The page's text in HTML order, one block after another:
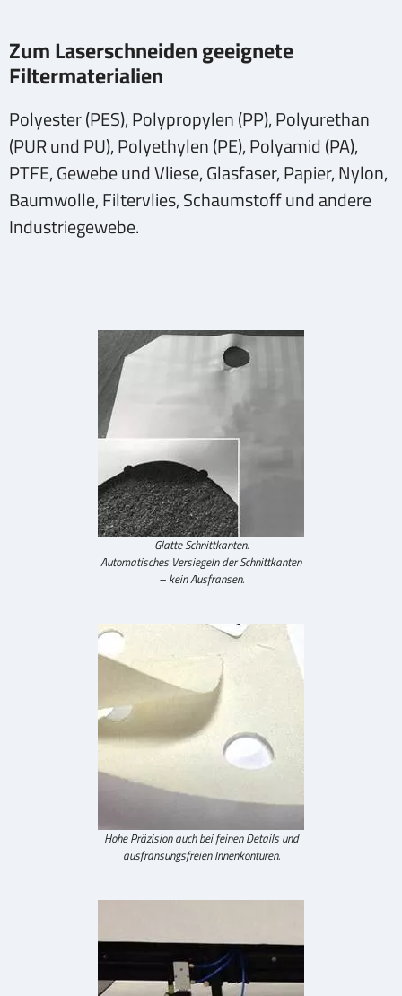
Zum Laserschneiden geeignete
Filtermaterialien
Polyester (PES), Polypropylen (PP), Polyurethan
(PUR und PU), Polyethylen (PE), Polyamid (PA),
PTFE, Gewebe und Vliese, Glasfaser, Papier, Nylon,
Baumwolle, Filtervlies, Schaumstoff und andere
Industriegewebe.
Glatte Schnittkanten.
Automatisches Versiegeln der Schnittkanten
– kein Ausfransen.
Hohe Präzision auch bei feinen Details und
ausfransungsfreien Innenkonturen.